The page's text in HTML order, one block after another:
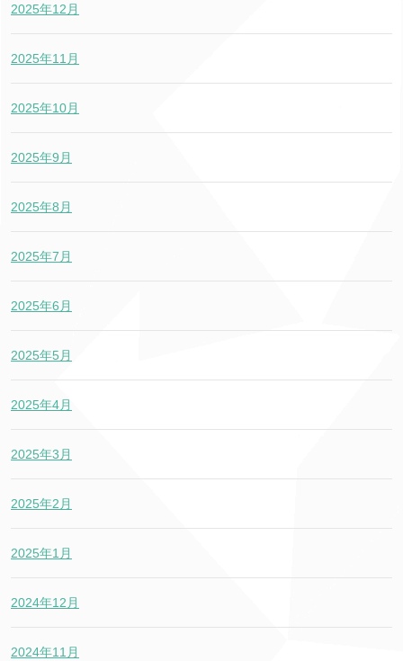
2025年12月
2025年11月
2025年10月
2025年9月
2025年8月
2025年7月
2025年6月
2025年5月
2025年4月
2025年3月
2025年2月
2025年1月
2024年12月
2024年11月